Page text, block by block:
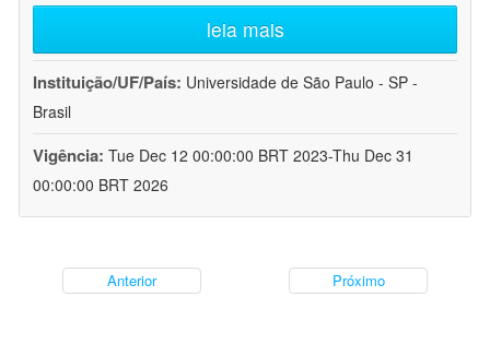
leia mais
Instituição/UF/País: Universidade de São Paulo - SP -
Brasil
Vigência: Tue Dec 12 00:00:00 BRT 2023-Thu Dec 31
00:00:00 BRT 2026
Anterior Próximo